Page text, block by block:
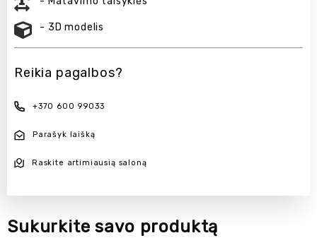
- 3D modelis
Reikia pagalbos?
+370 600 99033
Parašyk laišką
Raskite artimiausią saloną
Sukurkite savo produktą